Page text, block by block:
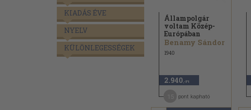
KIADÁS ÉVE
NYELV
KÜLÖNLEGESSÉGEK
Állampolgár
voltam Közép-
Európában
Benamy Sándor
1940
2.940 ,-Ft
pont kapható